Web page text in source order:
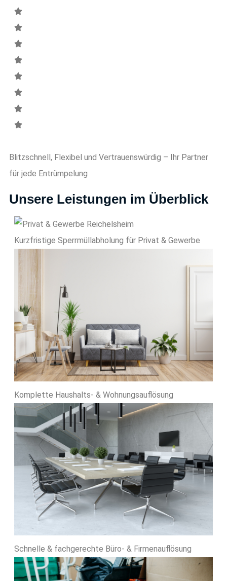
Blitzschnell, Flexibel und Vertrauenswürdig – Ihr Partner
für jede Entrümpelung
Unsere Leistungen im Überblick
Kurzfristige Sperrmüll­abholung für Privat & Gewerbe
Komplette Haushalts- & Wohnungsauflösung
Schnelle & fachgerechte Büro- & Firmenauflösung